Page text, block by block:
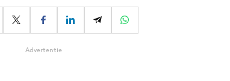
Advertentie